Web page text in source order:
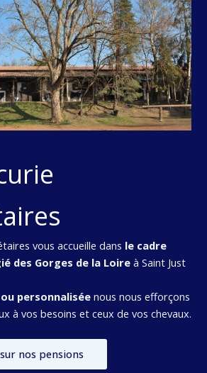
vous accueille dans le cadre
des Gorges de la Loireà Saint Just
personnaliséenous nous efforçons
à vos besoins et ceux de vos chevaux.
nos pensions